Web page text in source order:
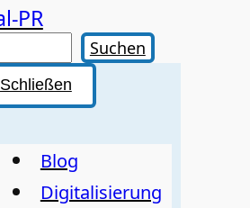
Suchen
Schließen
Blog
Digitalisierung